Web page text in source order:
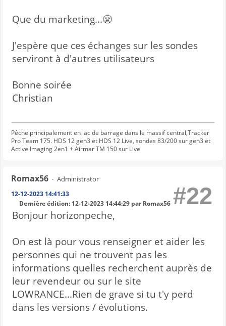
Que du marketing...😤
J'espère que ces échanges sur les sondes
serviront à d'autres utilisateurs
Bonne soirée
Christian
Pêche principalement en lac de barrage dans le massif central,Tracker
Pro Team 175. HDS 12 gen3 et HDS 12 Live, sondes 83/200 sur gen3 et
Active Imaging 2en1 + Airmar TM 150 sur Live
Romax56 Administrator
12-12-2023 14:41:33 #22
Dernière édition: 12-12-2023 14:44:29 par Romax56
Bonjour horizonpeche,
On est là pour vous renseigner et aider les
personnes qui ne trouvent pas les
informations quelles recherchent auprès de
leur revendeur ou sur le site
LOWRANCE...Rien de grave si tu t'y perd
dans les versions / évolutions.